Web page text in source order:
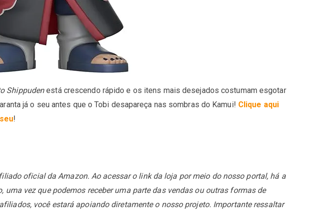
Shippudenestá crescendo rápido e os itens mais desejados costumam esgotar
já o seu antes que o Tobi desapareça nas sombras do Kamui! Clique aqui
!
oficial da Amazon. Ao acessar o link da loja por meio do nosso portal, há a
vez que podemos receber uma parte das vendas ou outras formas de
você estará apoiando diretamente o nosso projeto. Importante ressaltar